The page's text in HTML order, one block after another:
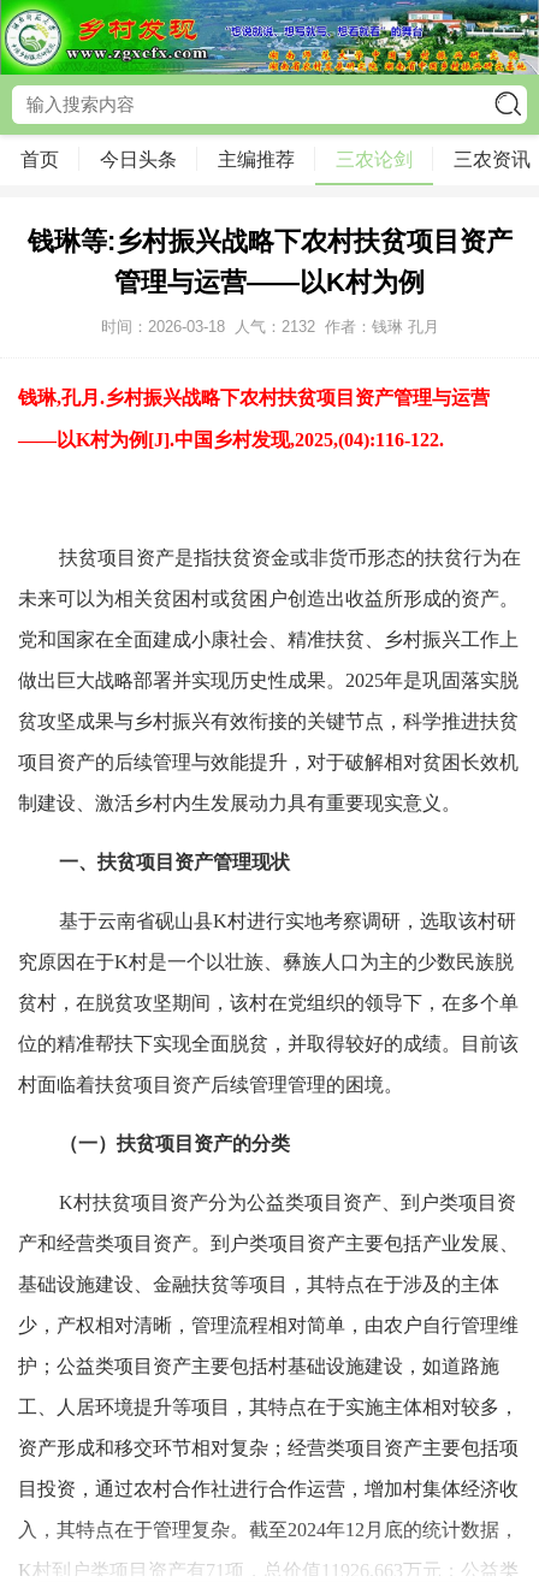
首页 今日头条 主编推荐 三农论剑 三农资讯
钱琳等:乡村振兴战略下农村扶贫项目资产
管理与运营——以K村为例
时间：2026-03-18 人气： 2132 作者：钱琳 孔月
钱琳,孔月.乡村振兴战略下农村扶贫项目资产管理与运营
——以K村为例[J].中国乡村发现,2025,(04):116-122.
扶贫项目资产是指扶贫资金或非货币形态的扶贫行为在
未来可以为相关贫困村或贫困户创造出收益所形成的资产。
党和国家在全面建成小康社会、精准扶贫、乡村振兴工作上
做出巨大战略部署并实现历史性成果。2025年是巩固落实脱
贫攻坚成果与乡村振兴有效衔接的关键节点，科学推进扶贫
项目资产的后续管理与效能提升，对于破解相对贫困长效机
制建设、激活乡村内生发展动力具有重要现实意义。
一、扶贫项目资产管理现状
基于云南省砚山县K村进行实地考察调研，选取该村研
究原因在于K村是一个以壮族、彝族人口为主的少数民族脱
贫村，在脱贫攻坚期间，该村在党组织的领导下，在多个单
位的精准帮扶下实现全面脱贫，并取得较好的成绩。目前该
村面临着扶贫项目资产后续管理管理的困境。
（一）扶贫项目资产的分类
K村扶贫项目资产分为公益类项目资产、到户类项目资
产和经营类项目资产。到户类项目资产主要包括产业发展、
基础设施建设、金融扶贫等项目，其特点在于涉及的主体
少，产权相对清晰，管理流程相对简单，由农户自行管理维
护；公益类项目资产主要包括村基础设施建设，如道路施
工、人居环境提升等项目，其特点在于实施主体相对较多，
资产形成和移交环节相对复杂；经营类项目资产主要包括项
目投资，通过农村合作社进行合作运营，增加村集体经济收
入，其特点在于管理复杂。截至2024年12月底的统计数据，
K村到户类项目资产有71项，总价值11926.663万元；公益类